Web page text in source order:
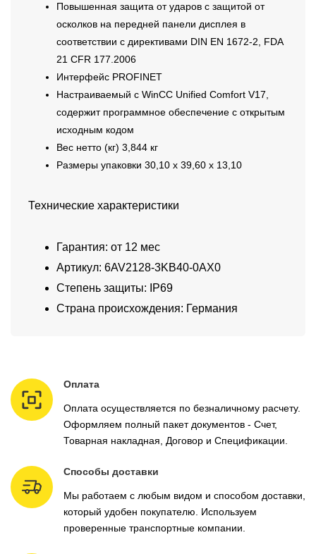
Повышенная защита от ударов с защитой от
осколков на передней панели дисплея в
соответствии с директивами DIN EN 1672-2, FDA
21 CFR 177.2006
Интерфейс PROFINET
Настраиваемый с WinCC Unified Comfort V17,
содержит программное обеспечение с открытым
исходным кодом
Вес нетто (кг) 3,844 кг
Размеры упаковки 30,10 х 39,60 х 13,10
Технические характеристики
Гарантия: от 12 мес
Артикул: 6AV2128-3KB40-0AX0
Степень защиты: IP69
Страна происхождения: Германия
Оплата
Оплата осуществляется по безналичному расчету.
Оформляем полный пакет документов - Счет,
Товарная накладная, Договор и Спецификации.
Способы доставки
Мы работаем с любым видом и способом доставки,
который удобен покупателю. Используем
проверенные транспортные компании.